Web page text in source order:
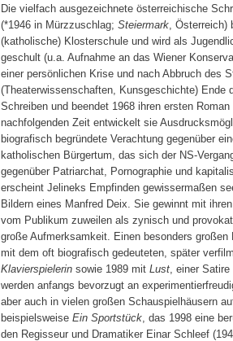
Die vielfach ausgezeichnete österreichische
(*1946 in Mürzzuschlag; Steiermark, Österreich)
(katholische) Klosterschule und wird als
geschult (u.a. Aufnahme an das Wiener
einer persönlichen Krise und nach Abbruch des
(Theaterwissenschaften, Kunsgeschichte) Ende
Schreiben und beendet 1968 ihren ersten Roman
nachfolgenden Zeit entwickelt sie
biografisch begründete Verachtung gegenüber
katholischen Bürgertum, das sich der NS-
gegenüber Patriarchat, Pornographie und
erscheint Jelineks Empfinden gewissermaßen
Bildern eines Manfred Deix. Sie gewinnt mit
vom Publikum zuweilen als zynisch und
große Aufmerksamkeit. Einen besonders
mit dem oft biografisch gedeuteten, später
Klavierspielerinsowie 1989 mit Lust, einer Satire
werden anfangs bevorzugt an
aber auch in vielen großen Schauspielhäusern
beispielsweise Ein Sportstück, das 1998 eine
den Regisseur und Dramatiker Einar Schleef